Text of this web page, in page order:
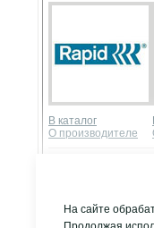
В каталог
О производителе
На сайте